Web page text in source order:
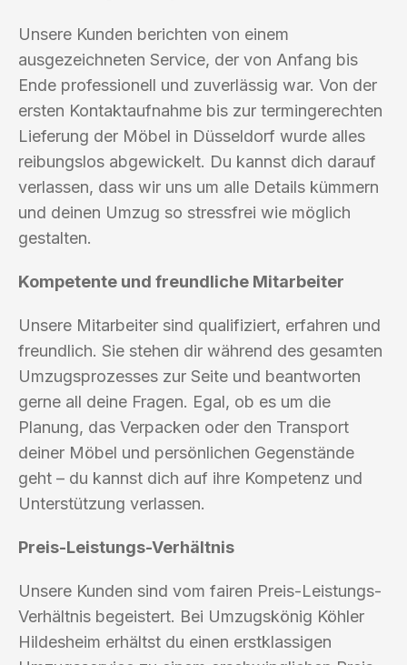
Unsere Kunden berichten von einem
ausgezeichneten Service, der von Anfang bis
Ende professionell und zuverlässig war. Von der
ersten Kontaktaufnahme bis zur termingerechten
Lieferung der Möbel in Düsseldorf wurde alles
reibungslos abgewickelt. Du kannst dich darauf
verlassen, dass wir uns um alle Details kümmern
und deinen Umzug so stressfrei wie möglich
gestalten.
Kompetente und freundliche Mitarbeiter
Unsere Mitarbeiter sind qualifiziert, erfahren und
freundlich. Sie stehen dir während des gesamten
Umzugsprozesses zur Seite und beantworten
gerne all deine Fragen. Egal, ob es um die
Planung, das Verpacken oder den Transport
deiner Möbel und persönlichen Gegenstände
geht – du kannst dich auf ihre Kompetenz und
Unterstützung verlassen.
Preis-Leistungs-Verhältnis
Unsere Kunden sind vom fairen Preis-Leistungs-
Verhältnis begeistert. Bei Umzugskönig Köhler
Hildesheim erhältst du einen erstklassigen